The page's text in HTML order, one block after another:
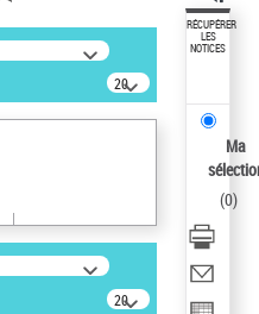
20
résultats/page
20
RÉCUPÉRER
LES
NOTICES
Ma
(0)